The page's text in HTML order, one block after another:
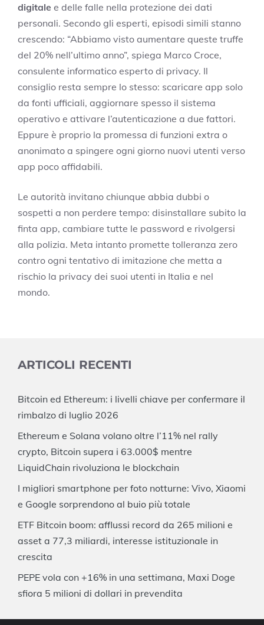
digitale e delle falle nella protezione dei dati
personali. Secondo gli esperti, episodi simili stanno
crescendo: “Abbiamo visto aumentare queste truffe
del 20% nell’ultimo anno”, spiega Marco Croce,
consulente informatico esperto di privacy. Il
consiglio resta sempre lo stesso: scaricare app solo
da fonti ufficiali, aggiornare spesso il sistema
operativo e attivare l’autenticazione a due fattori.
Eppure è proprio la promessa di funzioni extra o
anonimato a spingere ogni giorno nuovi utenti verso
app poco affidabili.
Le autorità invitano chiunque abbia dubbi o
sospetti a non perdere tempo: disinstallare subito la
finta app, cambiare tutte le password e rivolgersi
alla polizia. Meta intanto promette tolleranza zero
contro ogni tentativo di imitazione che metta a
rischio la privacy dei suoi utenti in Italia e nel
mondo.
ARTICOLI RECENTI
Bitcoin ed Ethereum: i livelli chiave per confermare il
rimbalzo di luglio 2026
Ethereum e Solana volano oltre l’11% nel rally
crypto, Bitcoin supera i 63.000$ mentre
LiquidChain rivoluziona le blockchain
I migliori smartphone per foto notturne: Vivo, Xiaomi
e Google sorprendono al buio più totale
ETF Bitcoin boom: afflussi record da 265 milioni e
asset a 77,3 miliardi, interesse istituzionale in
crescita
PEPE vola con +16% in una settimana, Maxi Doge
sfiora 5 milioni di dollari in prevendita